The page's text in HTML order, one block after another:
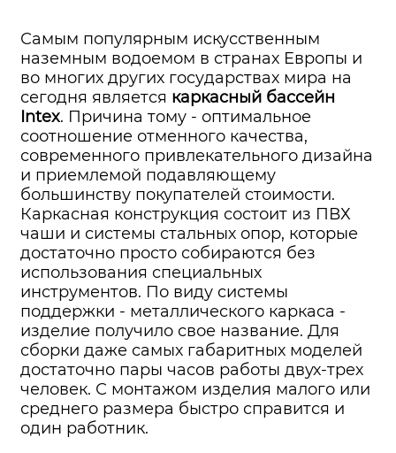
Самым популярным искусственным
наземным водоемом в странах Европы и
во многих других государствах мира на
сегодня является каркасный бассейн
Intex. Причина тому - оптимальное
соотношение отменного качества,
современного привлекательного дизайна
и приемлемой подавляющему
большинству покупателей стоимости.
Каркасная конструкция состоит из ПВХ
чаши и системы стальных опор, которые
достаточно просто собираются без
использования специальных
инструментов. По виду системы
поддержки - металлического каркаса -
изделие получило свое название. Для
сборки даже самых габаритных моделей
достаточно пары часов работы двух-трех
человек. С монтажом изделия малого или
среднего размера быстро справится и
один работник.